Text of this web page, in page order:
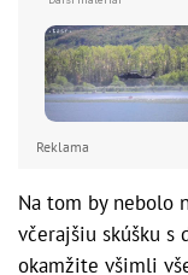
Reklama
Na tom by nebolo
včerajšiu skúšku s
okamžite všimli